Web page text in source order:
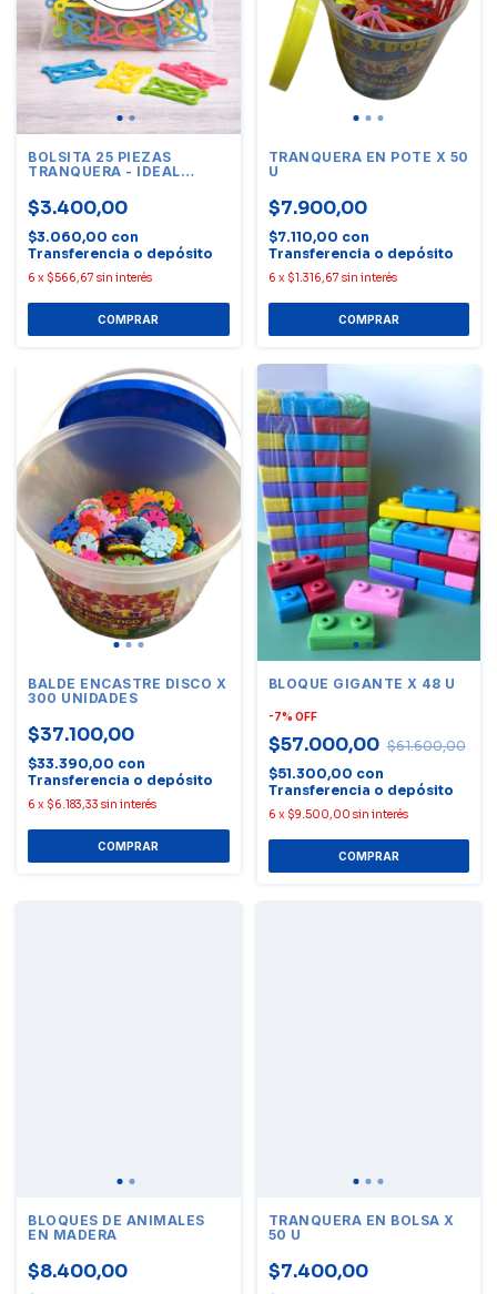
BOLSITA 25 PIEZAS
TRANQUERA - IDEAL
$3.400,00
$3.060,00 con
Transferencia o depósito
6 x $566,67 sin interés
TRANQUERA EN POTE X 50
U
$7.900,00
$7.110,00 con
Transferencia o depósito
6 x $1.316,67 sin interés
BALDE ENCASTRE DISCO X
300 UNIDADES
$37.100,00
$33.390,00 con
Transferencia o depósito
6 x $6.183,33 sin interés
BLOQUE GIGANTE X 48 U
-7% OFF
$57.000,00 $61.600,00
$51.300,00 con
Transferencia o depósito
6 x $9.500,00 sin interés
BLOQUES DE ANIMALES
EN MADERA
$8.400,00
TRANQUERA EN BOLSA X
50 U
$7.400,00